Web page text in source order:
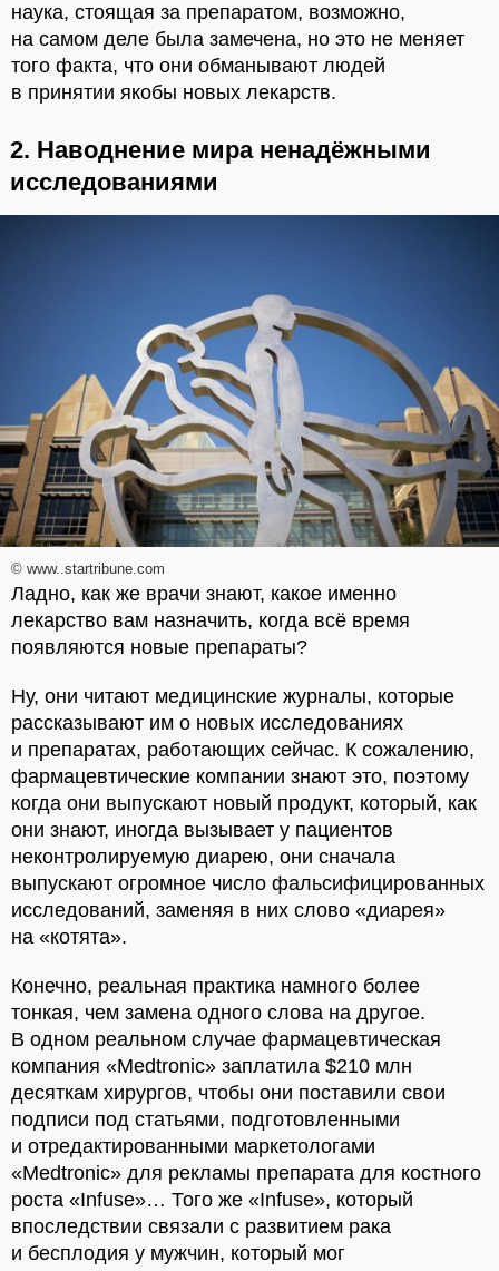
наука, стоящая за препаратом, возможно,
на самом деле была замечена, но это не меняет
того факта, что они обманывают людей
в принятии якобы новых лекарств.
2. Наводнение мира ненадёжными
исследованиями
© www..startribune.com
Ладно, как же врачи знают, какое именно
лекарство вам назначить, когда всё время
появляются новые препараты?
Ну, они читают медицинские журналы, которые
рассказывают им о новых исследованиях
и препаратах, работающих сейчас. К сожалению,
фармацевтические компании знают это, поэтому
когда они выпускают новый продукт, который, как
они знают, иногда вызывает у пациентов
неконтролируемую диарею, они сначала
выпускают огромное число фальсифицированных
исследований, заменяя в них слово «диарея»
на «котята».
Конечно, реальная практика намного более
тонкая, чем замена одного слова на другое.
В одном реальном случае фармацевтическая
компания «Medtronic» заплатила $210 млн
десяткам хирургов, чтобы они поставили свои
подписи под статьями, подготовленными
и отредактированными маркетологами
«Medtronic» для рекламы препарата для костного
роста «Infuse»… Того же «Infuse», который
впоследствии связали с развитием рака
и бесплодия у мужчин, который мог